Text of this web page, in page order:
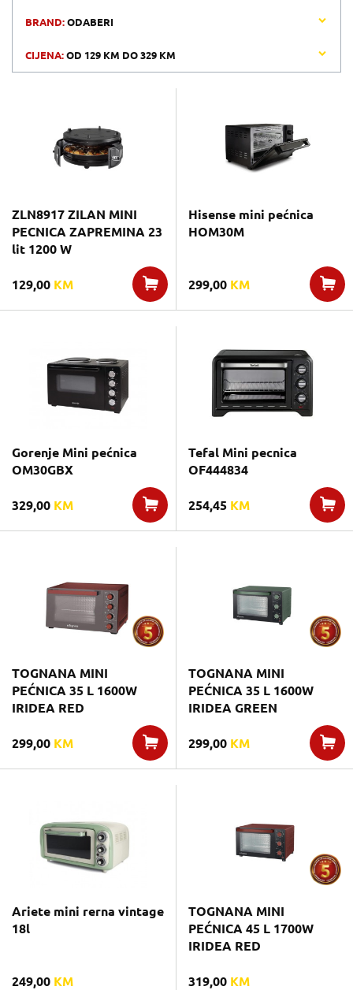
BRAND:ODABERI
CIJENA:OD 129 KM DO329 KM
ZLN8917 ZILAN MINI
PECNICA ZAPREMINA 23
lit 1200 W
129,00 KM
Hisense mini pećnica
HOM30M
299,00 KM
Gorenje Mini pećnica
OM30GBX
329,00 KM
Tefal Mini pecnica
OF444834
254,45 KM
TOGNANA MINI
PEĆNICA 35 L 1600W
IRIDEA RED
299,00 KM
TOGNANA MINI
PEĆNICA 35 L 1600W
IRIDEA GREEN
299,00 KM
Ariete mini rerna vintage
18l
249,00 KM
TOGNANA MINI
PEĆNICA 45 L 1700W
IRIDEA RED
319,00 KM